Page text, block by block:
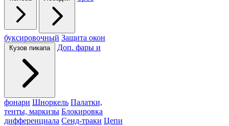
буксировочный Защита окон
Кузов пикапа Доп. фары и
фонари Шноркель Палатки,
тенты, маркизы Блокировка
дифференциала Сенд-траки Цепи